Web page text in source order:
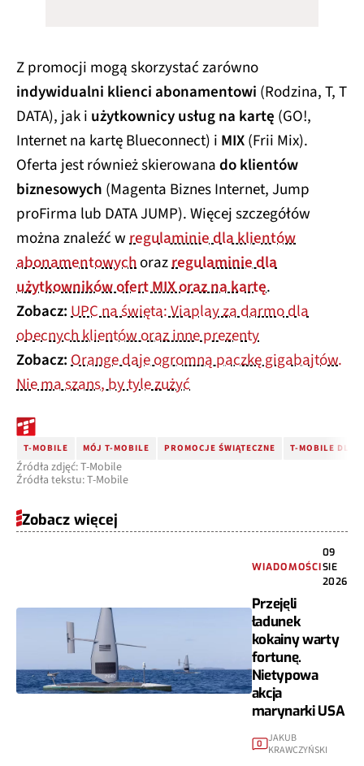
Z promocji mogą skorzystać zarówno
indywidualni klienci abonamentowi (Rodzina, T, T
DATA), jak i użytkownicy usług na kartę (GO!,
Internet na kartę Blueconnect) i MIX(Frii Mix).
Oferta jest również skierowanado klientów
biznesowych (Magenta Biznes Internet, Jump
proFirma lub DATA JUMP). Więcej szczegółów
można znaleźć wregulaminie dla klientów
abonamentowychorazregulaminie dla
użytkowników ofert MIX oraz na kartę.
Zobacz:UPC na święta: Viaplay za darmo dla
obecnych klientów oraz inne prezenty
Zobacz:Orange daje ogromną paczkę gigabajtów.
Nie ma szans, by tyle zużyć
T-MOBILE MÓJ T-MOBILE PROMOCJE ŚWIĄTECZNE T-MOBILE DLA
Źródła zdjęć: T-Mobile
Źródła tekstu: T-Mobile
Zobacz więcej
WIADOMOŚCI
09
SIE
2026
Przejęli
ładunek
kokainy warty
fortunę.
Nietypowa
akcja
marynarki USA
0 JAKUB
KRAWCZYŃSKI